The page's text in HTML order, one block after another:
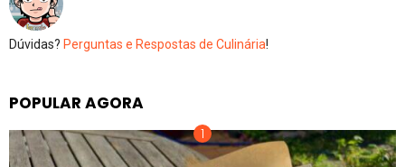
Dúvidas? Perguntas e Respostas de Culinária!
POPULAR AGORA